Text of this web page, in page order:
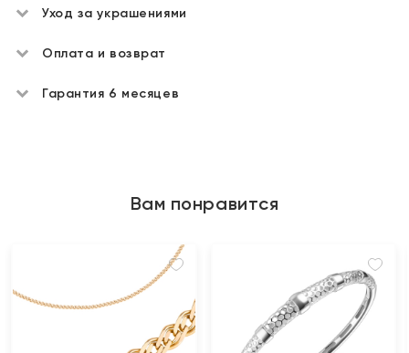
Уход за украшениями
Оплата и возврат
Гарантия 6 месяцев
Вам понравится